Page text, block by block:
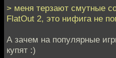
> меня терзают смутные
FlatOut 2, это нифига не
А зачем на популярные
купят :)